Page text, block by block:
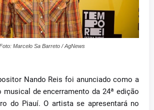
Marcelo Sa Barreto / AgNews
Nando Reis foi anunciado como a
musical de encerramento da 24ª edição
do Piauí. O artista se apresentará no